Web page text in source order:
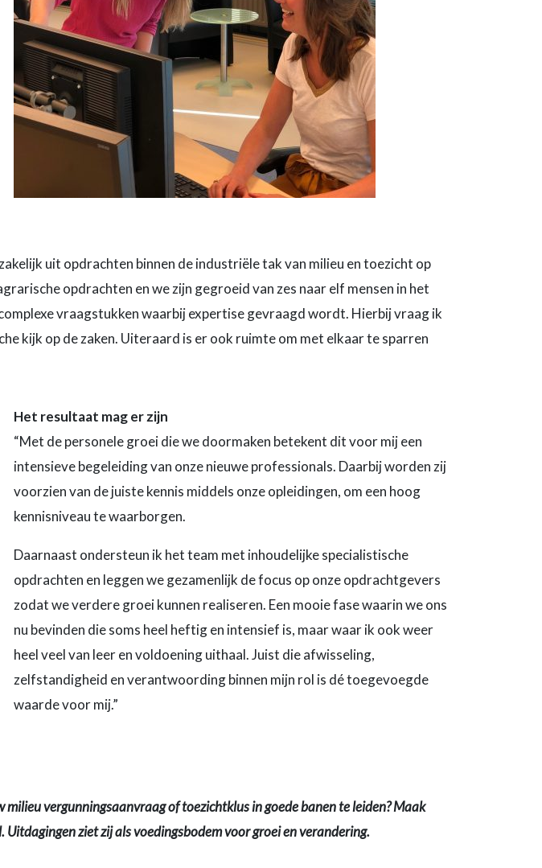
uit opdrachten binnen de industriële tak van milieu en toezicht op
opdrachten en we zijn gegroeid van zes naar elf mensen in het
vraagstukken waarbij expertise gevraagd wordt. Hierbij vraag ik
kijk op de zaken. Uiteraard is er ook ruimte om met elkaar te sparren
Het resultaat mag er zijn
“Met de personele groei die we doormaken betekent dit voor mij een
intensieve begeleiding van onze nieuwe professionals. Daarbij worden zij
voorzien van de juiste kennis middels onze opleidingen, om een hoog
kennisniveau te waarborgen.
Daarnaast ondersteun ik het team met inhoudelijke specialistische
opdrachten en leggen we gezamenlijk de focus op onze opdrachtgevers
zodat we verdere groei kunnen realiseren. Een mooie fase waarin we ons
nu bevinden die soms heel heftig en intensief is, maar waar ik ook weer
heel veel van leer en voldoening uithaal. Juist die afwisseling,
zelfstandigheid en verantwoording binnen mijn rol is dé toegevoegde
waarde voor mij.”
vergunningsaanvraag of toezichtklus in goede banen te leiden? Maak
ziet zij als voedingsbodem voor groei en verandering.